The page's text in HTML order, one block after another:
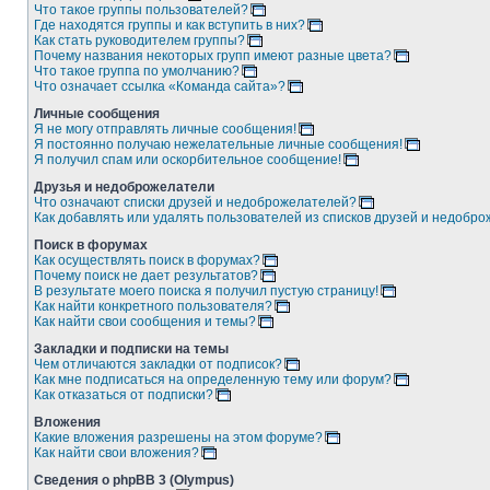
Что такое группы пользователей?
Где находятся группы и как вступить в них?
Как стать руководителем группы?
Почему названия некоторых групп имеют разные цвета?
Что такое группа по умолчанию?
Что означает ссылка «Команда сайта»?
Личные сообщения
Я не могу отправлять личные сообщения!
Я постоянно получаю нежелательные личные сообщения!
Я получил спам или оскорбительное сообщение!
Друзья и недоброжелатели
Что означают списки друзей и недоброжелателей?
Как добавлять или удалять пользователей из списков друзей и
Поиск в форумах
Как осуществлять поиск в форумах?
Почему поиск не дает результатов?
В результате моего поиска я получил пустую страницу!
Как найти конкретного пользователя?
Как найти свои сообщения и темы?
Закладки и подписки на темы
Чем отличаются закладки от подписок?
Как мне подписаться на определенную тему или форум?
Как отказаться от подписки?
Вложения
Какие вложения разрешены на этом форуме?
Как найти свои вложения?
Сведения о phpBB 3 (Olympus)